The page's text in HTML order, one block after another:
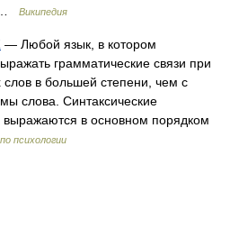
…
Википедия
— Любой язык, в котором
грамматические связи при
в большей степени, чем с
слова. Синтаксические
выражаются в основном порядком
психологии